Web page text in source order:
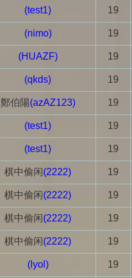
(test1) 19
(nimo) 19
(HUAZF) 19
(qkds) 19
鄭伯陽(azAZ123) 19
(test1) 19
(test1) 19
棋中偷闲 (2222) 19
棋中偷闲 (2222) 19
棋中偷闲 (2222) 19
棋中偷闲 (2222) 19
(lyol) 19